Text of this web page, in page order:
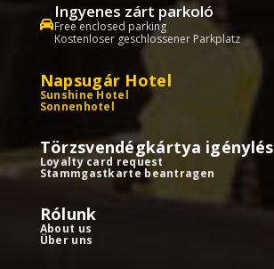
Ingyenes zárt parkoló
Free enclosed parking
Kostenloser geschlossener Parkplatz
Napsugár Hotel
Sunshine Hotel
Sonnenhotel
Törzsvendégkártya igénylés
Loyalty card request
Stammgastkarte beantragen
Rólunk
About us
Über uns